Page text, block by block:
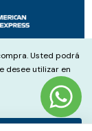
Usted podrá
desee utilizar en